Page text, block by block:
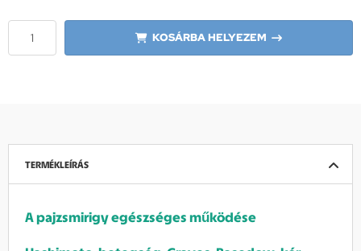
KOSÁRBA HELYEZEM
TERMÉKLEÍRÁS
A pajzsmirigy egészséges működése